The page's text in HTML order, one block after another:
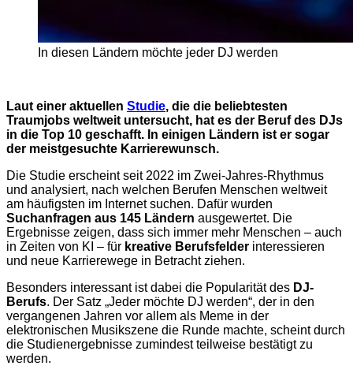
In diesen Ländern möchte jeder DJ werden
Laut einer aktuellen Studie, die die beliebtesten
Traumjobs weltweit untersucht, hat es der Beruf des DJs
in die Top 10 geschafft. In einigen Ländern ist er sogar
der meistgesuchte Karrierewunsch.
Die Studie erscheint seit 2022 im Zwei-Jahres-Rhythmus
und analysiert, nach welchen Berufen Menschen weltweit
am häufigsten im Internet suchen. Dafür wurden
Suchanfragen aus 145 Ländern ausgewertet. Die
Ergebnisse zeigen, dass sich immer mehr Menschen – auch
in Zeiten von KI – für kreative Berufsfelder interessieren
und neue Karrierewege in Betracht ziehen.
Besonders interessant ist dabei die Popularität des DJ-
Berufs. Der Satz „Jeder möchte DJ werden“, der in den
vergangenen Jahren vor allem als Meme in der
elektronischen Musikszene die Runde machte, scheint durch
die Studienergebnisse zumindest teilweise bestätigt zu
werden.